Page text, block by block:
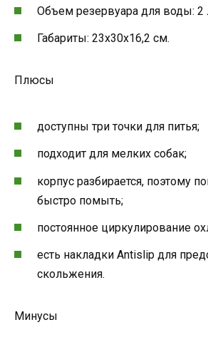
Объем резервуара для воды: 2
Габариты: 23x30x16,2 см.
Плюсы
доступны три точки для питья;
подходит для мелких собак;
корпус разбирается, поэтому
быстро помыть;
постоянное циркулирование
есть накладки Antislip для
скольжения.
Минусы